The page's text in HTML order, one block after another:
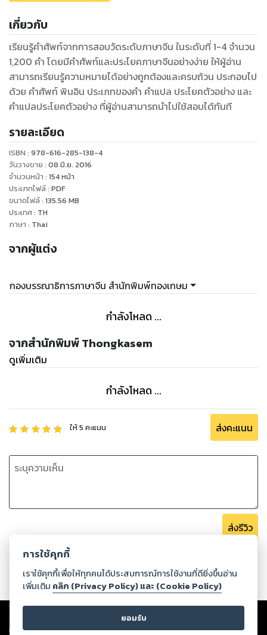
เกี่ยวกับ
เรียนรู้คำศัพท์จากการสอบวัดระดับภาษาจีน ในระดับที่ 1-4 จำนวน
1,200 คำ โดยมีคำศัพท์และประโยคภาษาจีนอย่างง่าย ให้ผู้อ่าน
สามารถเรียนรู้ความหมายได้อย่างถูกต้องและครบถ้วน ประกอบไป
ด้วย คำศัพท์ พินอิน ประเภทของคำ คำแปล ประโยคตัวอย่าง และ
คำแปลประโยคตัวอย่าง ที่ผู้อ่านสามารถนำไปใช้สอบได้ทันที
รายละเอียด
ISBN : 978-616-285-138-4
วันวางขาย : 08 มิ.ย. 2016
จำนวนหน้า : 154หน้า
ประเภทไฟล์: PDF
ขนาดไฟล์: 135.56 MB
ประเทศ: TH
ภาษา : Thai
จากผู้แต่ง
กองบรรณาธิการภาษาจีน สำนักพิมพ์ทองเกษม
กำลังโหลด ...
จากสำนักพิมพ์ Thongkasem
ดูเพิ่มเติม
กำลังโหลด ...
ให้5 คะแนน ส่งคะแนน
ส่งรีวิว
Copyright ©2026Storylog Co., Ltd. - สตอรี่ล็อกขอสงวนสิทธิ์ไม่รับผิดชอบ
ต่อผลงานหรือเนื้อหาใดที่อัปโหลดผ่านเว็บไซต์และปรากฏว่าละเมิดสิทธิใน
ทรัพย์สินทางปัญญาของบุคคลอื่นหรือขัดต่อกฎหมายและศีลธรรม ดังนั้น ผู้อ่าน
การใช้คุกกี้
เราใช้คุกกี้เพื่อให้ทุกคนได้ประสบการณ์การใช้งานที่ดียิ่งขึ้นอ่าน
เพิ่มเติม คลิก (Privacy Policy) และ (Cookie Policy)
ยอมรับ